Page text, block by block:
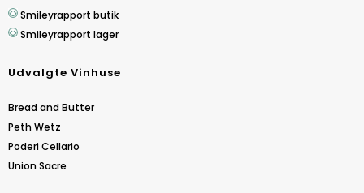
Smileyrapport butik
Smileyrapport lager
Udvalgte Vinhuse
Bread and Butter
Peth Wetz
Poderi Cellario
Union Sacre